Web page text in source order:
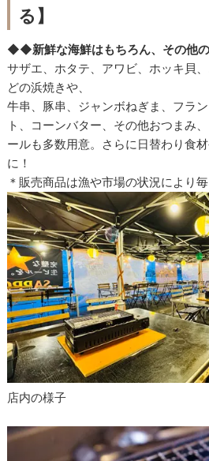
る 】
◆◆新鮮な海鮮はもちろん、その他の
サザエ、ホタテ、アワビ、ホッキ貝
どの浜焼きや、
牛串、豚串、ジャンボねぎま、フラ
ト、コーンバター、その他おつまみ
ールも多数用意。さらに日替わり食
に！
＊販売商品は漁や市場の状況により毎
店内の様子